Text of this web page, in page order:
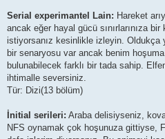
Serial experimantel Lain: Hareket
ancak eğer hayal gücü sınırlarınıza
istiyorsanız kesinlikle izleyin. Oldukça
bir senaryosu var ancak benim
bulunabilecek farklı bir tada sahip.
ihtimalle seversiniz.
Tür: Dizi(13 bölüm)
İnitial serileri: Araba delisiyseniz,
NFS oynamak çok hoşunuza gittiyse,